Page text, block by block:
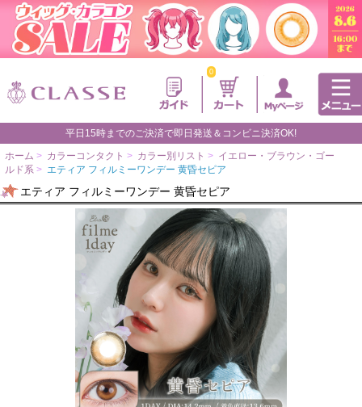
0
平日15時までのご決済で即日発送＆コンビニ決済OK!
ホーム > カラーコンタクト > カラー別リスト > イエロー・ブラウン・ゴー
ルド系 > エティア フィルミーワンデー 黄昏セピア
エティア フィルミーワンデー 黄昏セピア